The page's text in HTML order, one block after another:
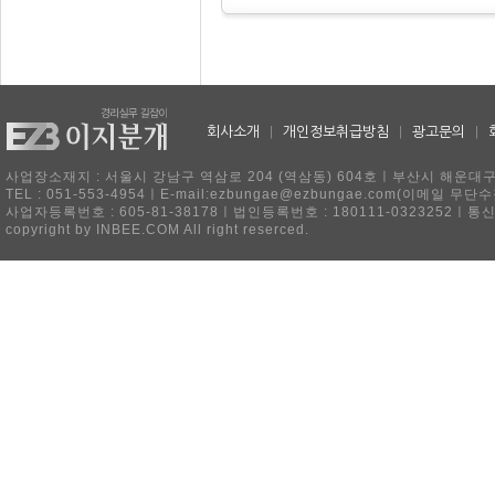
회사소개 개인정보취급방침 광고문의
사업장소재지 : 서울시 강남구 역삼로 204 (역삼동) 604호ㅣ부산시 해운
TEL : 051-553-4954ㅣE-mail:ezbungae@ezbungae.com(이메일 무단수
사업자등록번호 : 605-81-38178ㅣ법인등록번호 : 180111-0323252ㅣ통
copyright by INBEE.COM All right reserced.